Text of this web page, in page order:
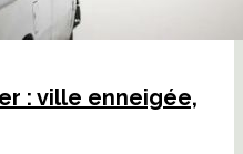
: ville enneigée,